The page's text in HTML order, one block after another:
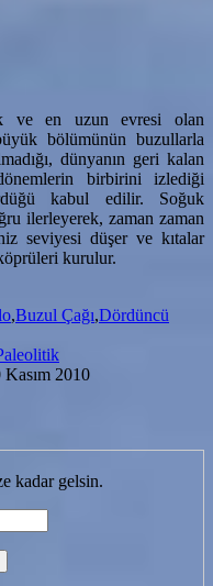
ve en uzun evresi olan
bölümünün buzullarla
dünyanın geri kalan
birbirini izlediği
kabul edilir. Soğuk
ilerleyerek, zaman zaman
seviyesi düşer ve kıtalar
kurulur.
,Buzul Çağı,Dördüncü
Kasım 2010
kadar gelsin.